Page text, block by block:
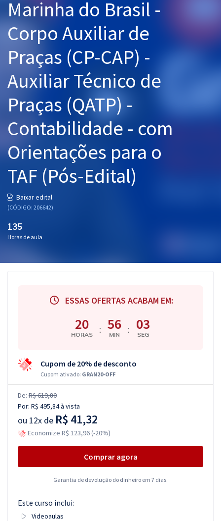
Pós
Graduação
OAB
Mentorias
Questões grátis
Conteúdo gratuito
Aprovados
Atendimento
Marinha do Brasil -
Corpo Auxiliar de
Praças (CP-CAP) -
Auxiliar Técnico de
Praças (QATP) -
Contabilidade - com
Orientações para o
TAF (Pós-Edital)
Baixar edital
(CÓDIGO: 206642)
135
Horas de aula
ESSAS OFERTAS ACABAM EM:
20
HORAS : 56
MIN : 03
SEG
Cupom de 20% de desconto
Cupom ativado: GRAN20-OFF
De: R$ 619,80
Por: R$ 495,84à vista
ou 12x de R$ 41,32
Economize R$ 123,96 (-20%)
Comprar agora
Garantia de devolução do dinheiro em 7 dias.
Este curso inclui:
Videoaulas